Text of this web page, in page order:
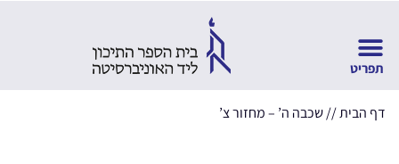
דף הבית//שכבה ה’ – מחזור צ’